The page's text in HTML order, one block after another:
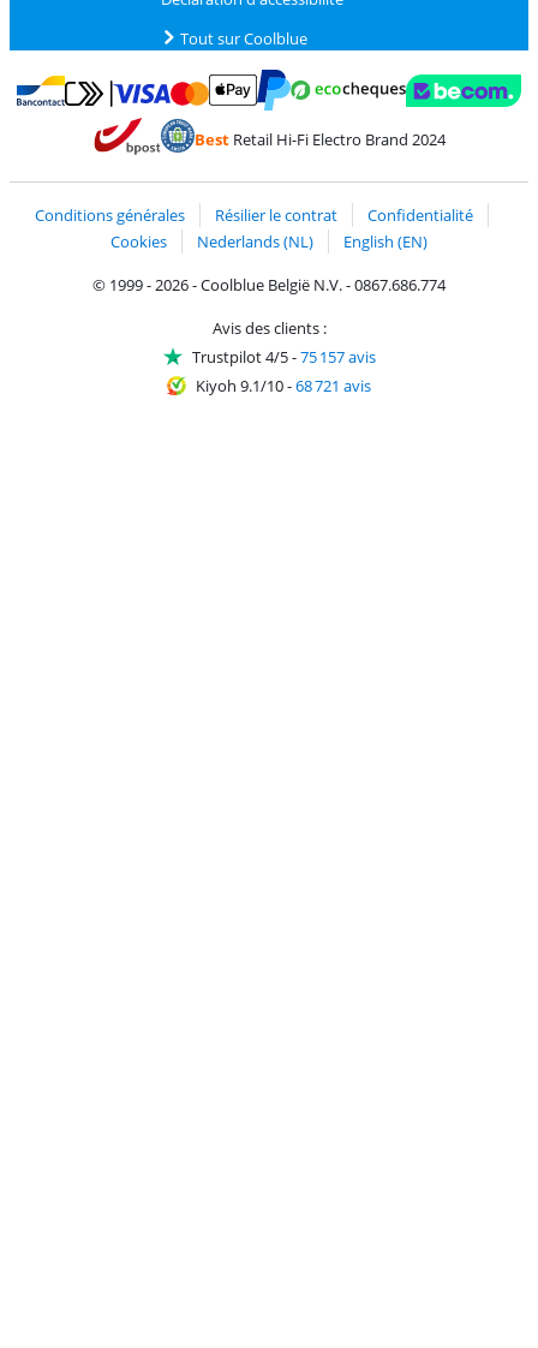
Tout sur Coolblue
Payer avec Bancontact
Payer avec MasterCard et Visa via ClickToPay
BestRetail Hi-Fi Electro Brand 2024
Conditions générales Résilier le contrat
Confidentialité
Cookies
Nederlands (NL)
English (EN)
© 1999 - 2026 - Coolblue België N.V. - 0867.686.774
Avis des clients :
Trustpilot 4/5-75 157 avis
Kiyoh 9.1/10-68 721 avis